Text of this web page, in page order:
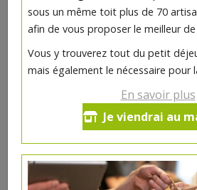
sous un même toit plus de 70
afin de vous proposer le meilleur
Vous y trouverez tout du petit
mais également le nécessaire pour
En savoir plus
Je viendrai au
Yaourt écrémé cerise
Vandelannoitte
Produit indisponible